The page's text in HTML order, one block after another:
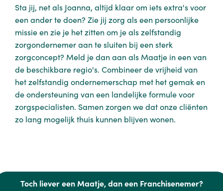
Sta jij, net als Joanna, altijd klaar om iets extra's voor
een ander te doen? Zie jij zorg als een persoonlijke
missie en zie je het zitten om je als zelfstandig
zorgondernemer aan te sluiten bij een sterk
zorgconcept? Meld je dan aan als Maatje in een van
de beschikbare regio's. Combineer de vrijheid van
het zelfstandig ondernemerschap met het gemak en
de ondersteuning van een landelijke formule voor
zorgspecialisten. Samen zorgen we dat onze cliënten
zo lang mogelijk thuis kunnen blijven wonen.
Toch liever een Maatje, dan een Franchisenemer?